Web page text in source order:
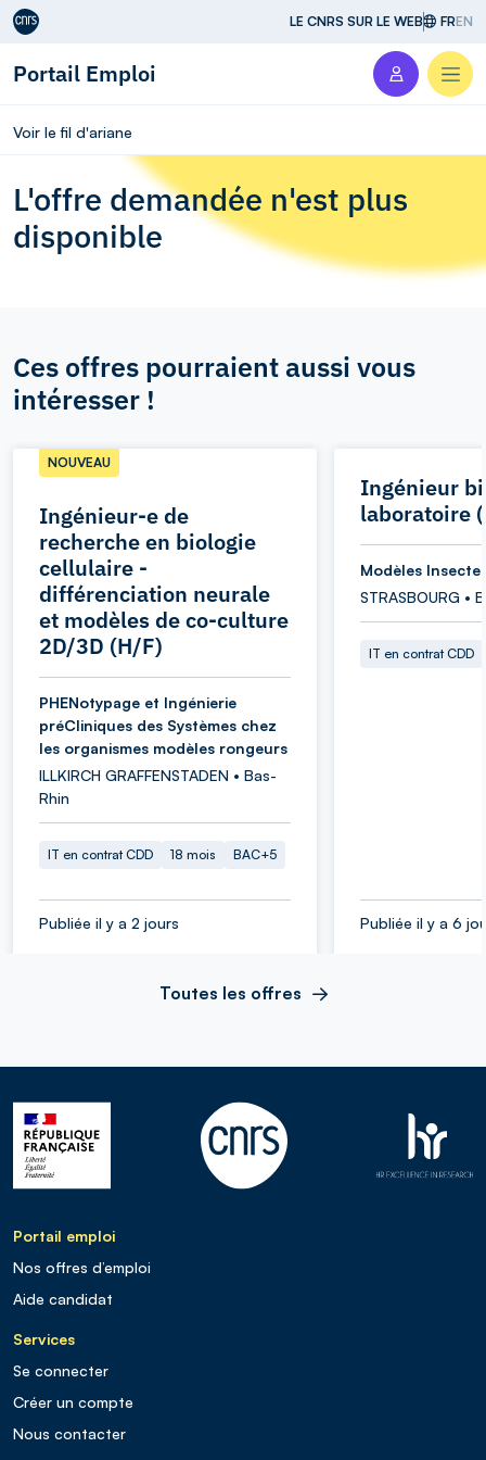
Aller au contenu LE CNRS SUR LE WEB FREN
Portail Emploi
Voir le fil d'ariane
L'offre demandée n'est plus
disponible
Ces offres pourraient aussi vous
intéresser !
Ingénieur-e de
recherche en biologie
cellulaire -
différenciation neurale
et modèles de co-culture
2D/3D (H/F)
NOUVEAU
PHENotypage et Ingénierie
préCliniques des Systèmes chez
les organismes modèles rongeurs
ILLKIRCH GRAFFENSTADEN • Bas-
Rhin
IT en contrat CDD 18 mois BAC+5
Publiée il y a 2 jours
Ingénieur
laboratoire
Modèles
STRASBOURG •
IT en contrat CDD
Publiée il y a 6
Toutes les offres
Portail emploi
Nos offres d’emploi
Aide candidat
Services
Se connecter
Créer un compte
Nous contacter